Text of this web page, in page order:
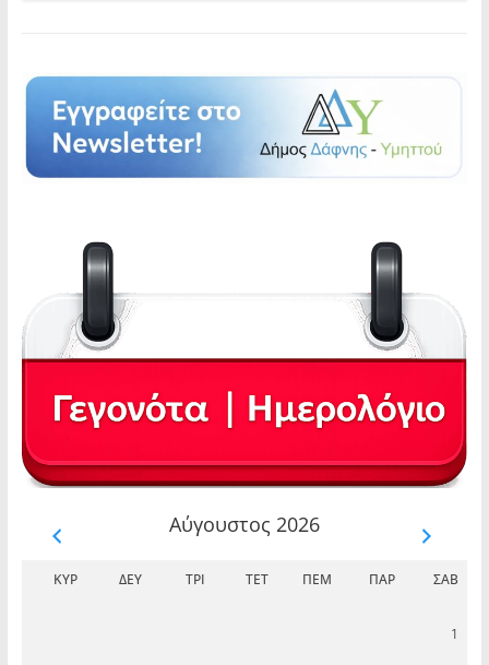
Αύγουστος 2026
ΚΥΡ ΔΕΥ ΤΡΊ ΤΕΤ ΠΈΜ ΠΑΡ ΣΆΒ
1